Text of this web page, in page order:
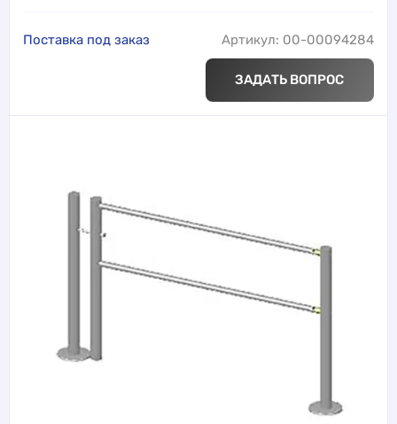
Поставка под заказ Артикул: 00-00094284
ЗАДАТЬ ВОПРОС